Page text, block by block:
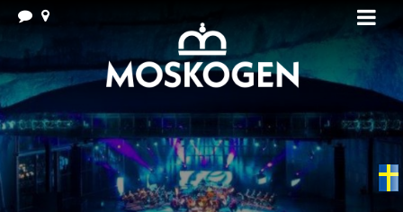
Swedish